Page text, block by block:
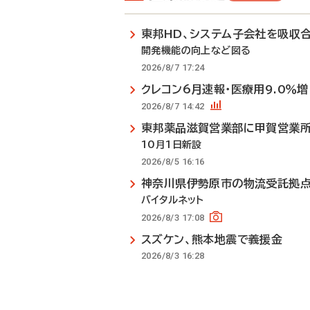
東邦HD、システム子会社を吸収
開発機能の向上など図る
2026/8/7 17:24
クレコン6月速報・医療用9.0％増
2026/8/7 14:42
東邦薬品滋賀営業部に甲賀営業
10月1日新設
2026/8/5 16:16
神奈川県伊勢原市の物流受託拠
バイタルネット
2026/8/3 17:08
スズケン、熊本地震で義援金
2026/8/3 16:28